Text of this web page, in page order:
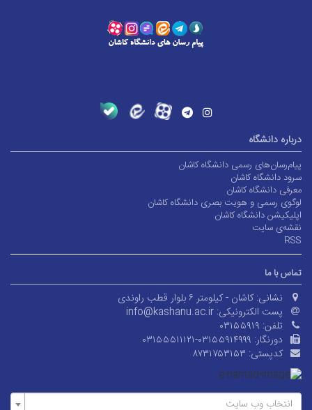
درباره دانشگاه
پیام‌رسان‌های رسمی دانشگاه کاشان
سرود دانشگاه کاشان
معرفی دانشگاه کاشان
لوگوی رسمی و هویت بصری دانشگاه کاشان
اپلیکیشن دانشگاه کاشان
نقشه‌ی سایت
RSS
تماس با ما
نشانی: کاشان - کیلومتر ۶ بلوار قطب راوندی
پست الکترونیکی: info@kashanu.ac.ir
تلفن: ۰۳۱۵۵۹۱۹
دورنگار: ۰۳۱۵۵۵۱۱۱۲۱-۰۳۱۵۵۹۱۴۹۹۹
کدپستی: ۸۷۳۱۷۵۳۱۵۳
انتخاب وب سایت